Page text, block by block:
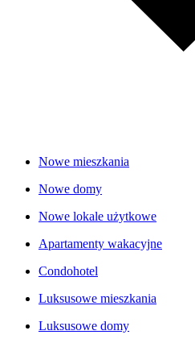
Nowe mieszkania
Nowe domy
Nowe lokale użytkowe
Apartamenty wakacyjne
Condohotel
Luksusowe mieszkania
Luksusowe domy